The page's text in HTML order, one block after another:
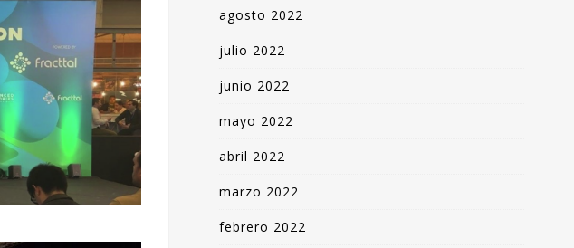
agosto 2022
julio 2022
junio 2022
mayo 2022
abril 2022
marzo 2022
febrero 2022